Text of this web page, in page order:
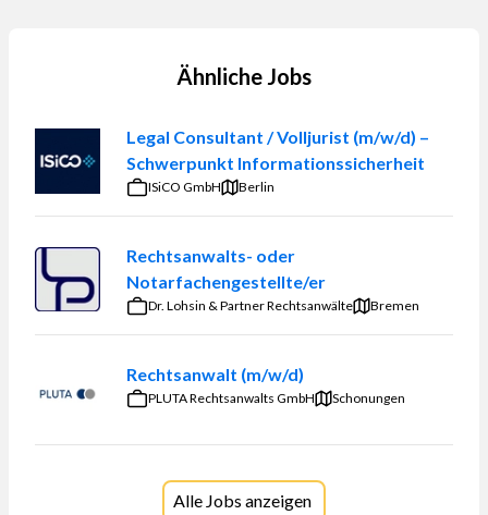
Ähnliche Jobs
Legal Consultant / Volljurist (m/w/d) –
Schwerpunkt Informationssicherheit
ISiCO GmbH Berlin
Rechtsanwalts- oder
Notarfachengestellte/er
Dr. Lohsin & Partner Rechtsanwälte Bremen
Rechtsanwalt (m/w/d)
PLUTA Rechtsanwalts GmbH Schonungen
Alle Jobs anzeigen